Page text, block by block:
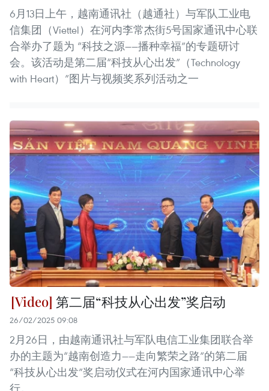
6月13日上午，越南通讯社（越通社）与军队工业电
信集团（Viettel）在河内李常杰街5号国家通讯中心联
合举办了题为 “科技之源——播种幸福”的专题研讨
会。该活动是第二届“科技从心出发”（Technology
with Heart）”图片与视频奖系列活动之一
第二届“科技从心出发”奖启动
26/02/2025 09:08
2月26日，由越南通讯社与军队电信工业集团联合举
办的主题为“越南创造力——走向繁荣之路”的第二届
“科技从心出发”奖启动仪式在河内国家通讯中心举